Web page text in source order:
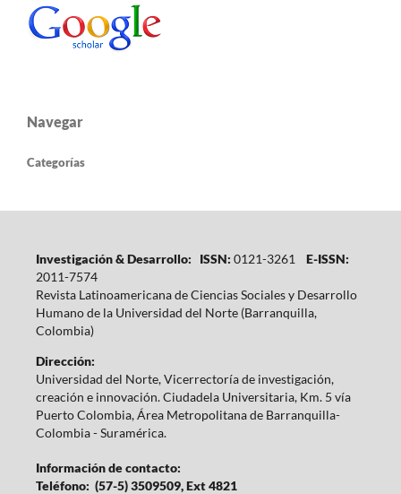
Navegar
Categorías
Investigación & Desarrollo: ISSN: 0121-3261
E-ISSN:
2011-7574
Revista Latinoamericana de Ciencias Sociales y Desarrollo
Humano de la Universidad del Norte (Barranquilla,
Colombia)
Dirección:
Universidad del Norte, Vicerrectoría de investigación,
creación e innovación. Ciudadela Universitaria, Km. 5 vía
Puerto Colombia, Área Metropolitana de Barranquilla-
Colombia - Suramérica.
Información de contacto:
Teléfono: (57-5) 3509509, Ext 4821